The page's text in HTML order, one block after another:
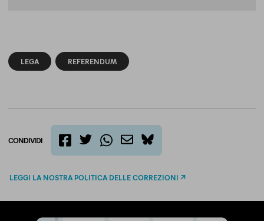
LEGA REFERENDUM
CONDIVIDI
bluesky
LEGGI LA NOSTRA POLITICA DELLE CORREZIONI